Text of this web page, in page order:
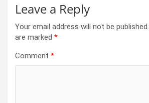
Leave a Reply
Your email address will not be published.
are marked *
Comment *